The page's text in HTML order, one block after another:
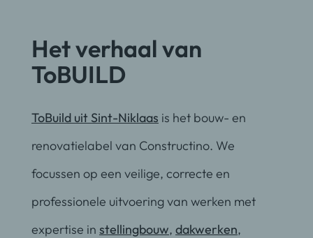
Het verhaal van
ToBUILD
ToBuild uit Sint-Niklaas is het bouw- en
renovatielabel van Constructino. We
focussen op een veilige, correcte en
professionele uitvoering van werken met
expertise in stellingbouw, dakwerken,